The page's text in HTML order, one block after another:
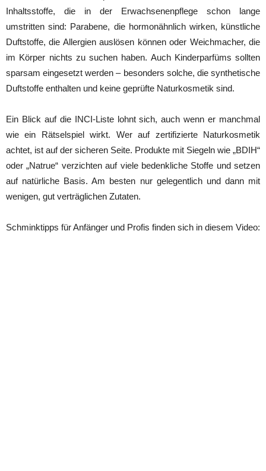
Inhaltsstoffe, die in der Erwachsenenpflege schon lange
umstritten sind: Parabene, die hormonähnlich wirken, künstliche
Duftstoffe, die Allergien auslösen können oder Weichmacher, die
im Körper nichts zu suchen haben. Auch Kinderparfüms sollten
sparsam eingesetzt werden – besonders solche, die synthetische
Duftstoffe enthalten und keine geprüfte Naturkosmetik sind.
Ein Blick auf die INCI-Liste lohnt sich, auch wenn er manchmal
wie ein Rätselspiel wirkt. Wer auf zertifizierte Naturkosmetik
achtet, ist auf der sicheren Seite. Produkte mit Siegeln wie „BDIH“
oder „Natrue“ verzichten auf viele bedenkliche Stoffe und setzen
auf natürliche Basis. Am besten nur gelegentlich und dann mit
wenigen, gut verträglichen Zutaten.
Schminktipps für Anfänger und Profis finden sich in diesem Video: